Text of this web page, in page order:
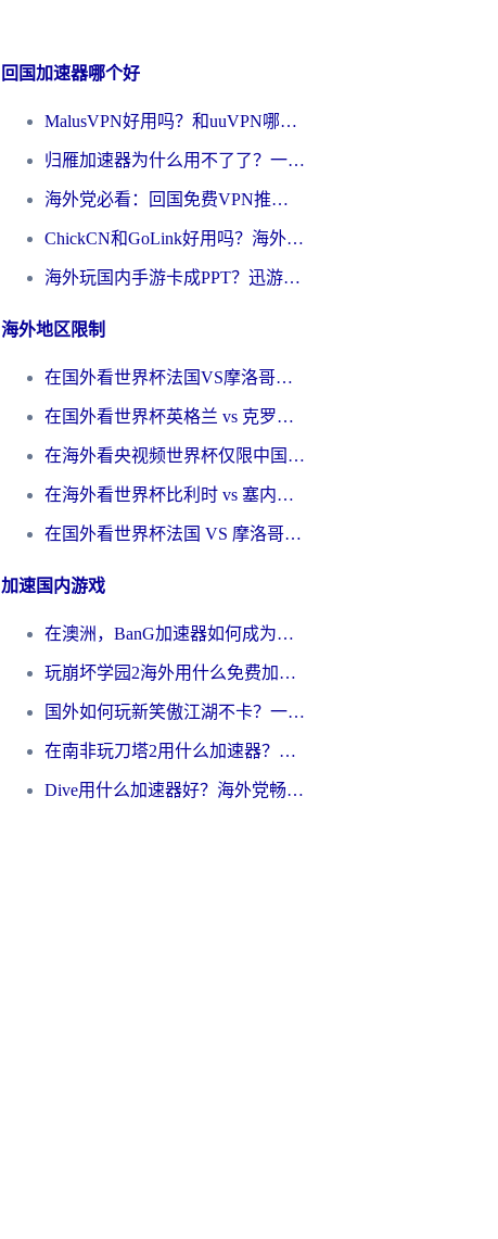
回国加速器哪个好
MalusVPN好用吗？和uuVPN哪个好？海外党无缝访问国内资源的真实对比与选择指南
归雁加速器为什么用不了了？一位海外游子的真实困惑与技术解答
海外党必看：回国免费VPN推荐？别踩坑！教你选对加速器无缝刷国内资源
ChickCN和GoLink好用吗？海外党如何选对回国加速器
海外玩国内手游卡成PPT？迅游和奇游手游哪个好？一篇讲透回国加速器怎么选
海外地区限制
在国外看世界杯法国VS摩洛哥地区限制？这篇指南让你流畅看中文解说无压力
在国外看世界杯英格兰 vs 克罗地亚当前地区不可播放？这篇指南帮你搞定所有海外观赛难题
在海外看央视频世界杯仅限中国大陆？这篇指南帮你解锁中文解说+无卡顿直播
在海外看世界杯比利时 vs 塞内加尔仅限中国大陆？我找到了最流畅的中文解说之路
在国外看世界杯法国 VS 摩洛哥仅限中国大陆？海外党这样看中文解说赛事不卡顿
加速国内游戏
在澳洲，BanG加速器如何成为你国服游戏的“时光机”？
玩崩坏学园2海外用什么免费加速器好？2026海外党亲测国服游戏加速指南
国外如何玩新笑傲江湖不卡？一份给海外游子的终极网络指南
在南非玩刀塔2用什么加速器？一份给海外游子的终极生存指南
Dive用什么加速器好？海外党畅玩国服游戏的终极避坑指南